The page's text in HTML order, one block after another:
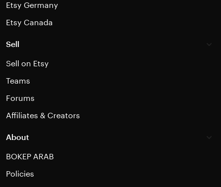
Etsy Germany
Etsy Canada
Sell
Sell on Etsy
Teams
Forums
Affiliates & Creators
About
BOKEP ARAB
Policies